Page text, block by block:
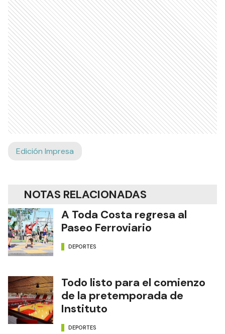
Edición Impresa
NOTAS RELACIONADAS
A Toda Costa regresa al
Paseo Ferroviario
DEPORTES
Todo listo para el comienzo
de la pretemporada de
Instituto
DEPORTES